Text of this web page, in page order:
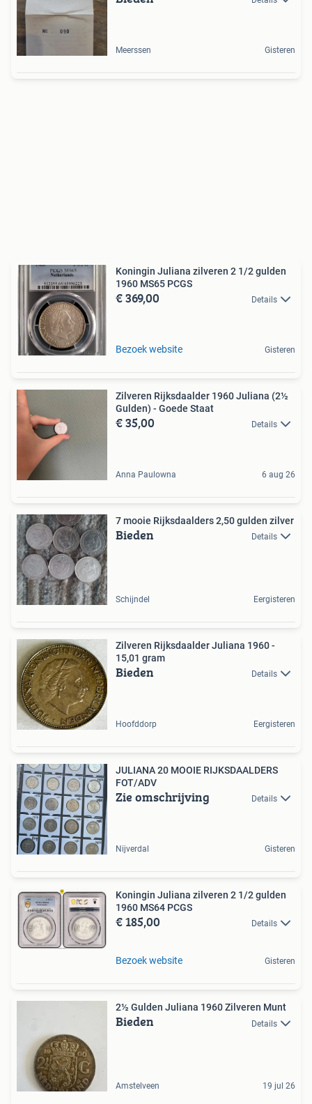
Meerssen Gisteren
Koningin Juliana zilveren 2 1/2 gulden
1960 MS65 PCGS
€ 369,00 Details
Bezoek website Gisteren
Zilveren Rijksdaalder 1960 Juliana (2½
Gulden) - Goede Staat
€ 35,00 Details
Anna Paulowna 6 aug 26
7 mooie Rijksdaalders 2,50 gulden zilver
Bieden Details
Schijndel Eergisteren
Zilveren Rijksdaalder Juliana 1960 -
15,01 gram
Bieden Details
Hoofddorp Eergisteren
JULIANA 20 MOOIE RIJKSDAALDERS
FOT/ADV
Zie omschrijving Details
Nijverdal Gisteren
Koningin Juliana zilveren 2 1/2 gulden
1960 MS64 PCGS
€ 185,00 Details
Bezoek website Gisteren
2½ Gulden Juliana 1960 Zilveren Munt
Bieden Details
Amstelveen 19 jul 26